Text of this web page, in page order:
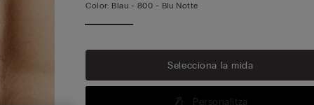
Color: Blau - 800 - Blu Notte
Selecciona la mida
Personalitza